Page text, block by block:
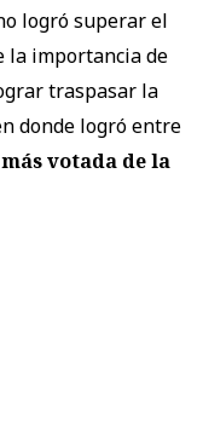
logró superar el
la importancia de
traspasar la
donde logró entre
votada de la